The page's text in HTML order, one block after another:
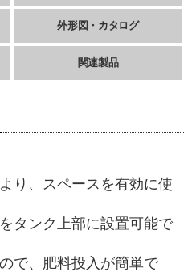
外形図・カタログ
関連製品
り、スペースを有効に使
タンク上部に設置可能で
で、肥料投入が簡単で